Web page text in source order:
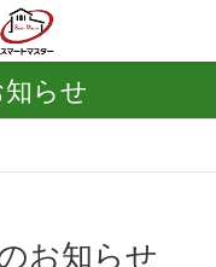
らせ
お知らせ